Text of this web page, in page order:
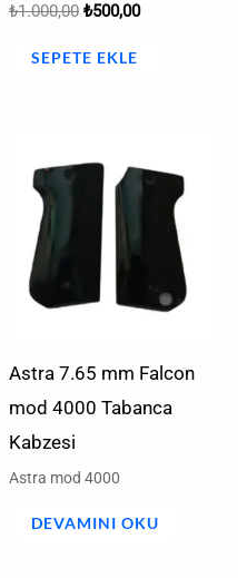
₺1.000,00 ₺500,00
SEPETE EKLE
Astra 7.65 mm Falcon
mod 4000 Tabanca
Kabzesi
Astra mod 4000
DEVAMINI OKU